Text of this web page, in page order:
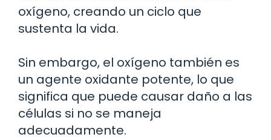
oxígeno, creando un ciclo que
sustenta la vida.
Sin embargo, el oxígeno también es
un agente oxidante potente, lo que
significa que puede causar daño a las
células si no se maneja
adecuadamente.